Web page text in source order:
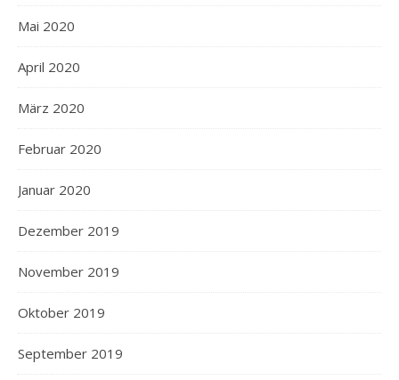
Mai 2020
April 2020
März 2020
Februar 2020
Januar 2020
Dezember 2019
November 2019
Oktober 2019
September 2019